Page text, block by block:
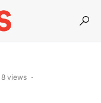
8 views